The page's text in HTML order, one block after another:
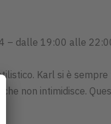
– dalle 19:00 alle
Karl si è
non intimidisce.